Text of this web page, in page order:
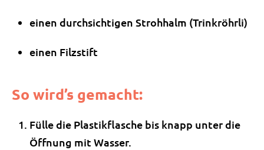
einen durchsichtigen Strohhalm (Trinkröhrli)
einen Filzstift
So wird’s gemacht:
Fülle die Plastikflasche bis knapp unter die
Öffnung mit Wasser.